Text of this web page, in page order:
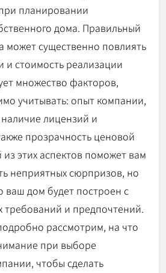
планировании
дома. Правильный
может существенно повлиять
и стоимость реализации
множество факторов,
учитывать: опыт компании,
лицензий и
прозрачность ценовой
этих аспектов поможет вам
неприятных сюрпризов, но
ваш дом будет построен с
требований и предпочтений.
рассмотрим, на что
при выборе
чтобы сделать